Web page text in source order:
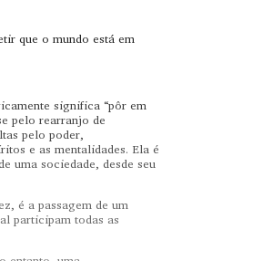
que o mundo está em
significa “pôr em
pelo rearranjo de
pelo poder,
e as mentalidades. Ela é
uma sociedade, desde seu
é a passagem de um
participam todas as